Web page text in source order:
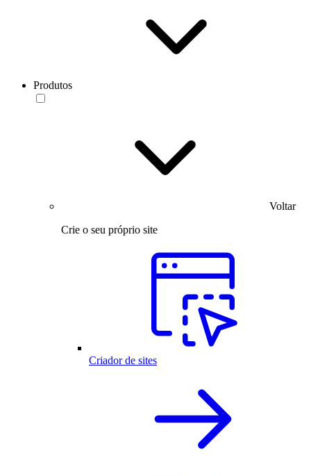
Produtos
Voltar
Crie o seu próprio site
Criador de sites